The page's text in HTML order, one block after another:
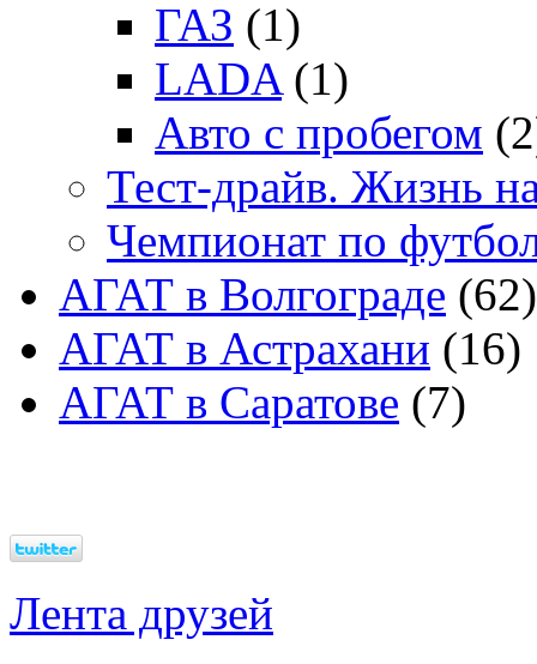
ГАЗ (1)
LADA (1)
Авто с пробегом
Тест-драйв. Жизнь
Чемпионат по
АГАТ в Волгограде (62)
АГАТ в Астрахани (16)
АГАТ в Саратове (7)
Лента друзей